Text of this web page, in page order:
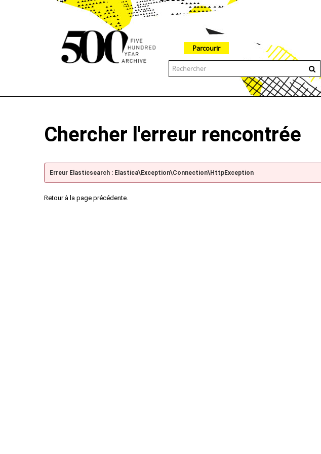
Parcourir
Chercher l'erreur rencontrée
Erreur Elasticsearch : Elastica\Exception\Connection\HttpException
Retour à la page précédente.